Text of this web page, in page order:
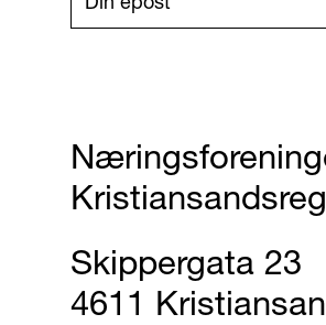
Skippergata 23
4611